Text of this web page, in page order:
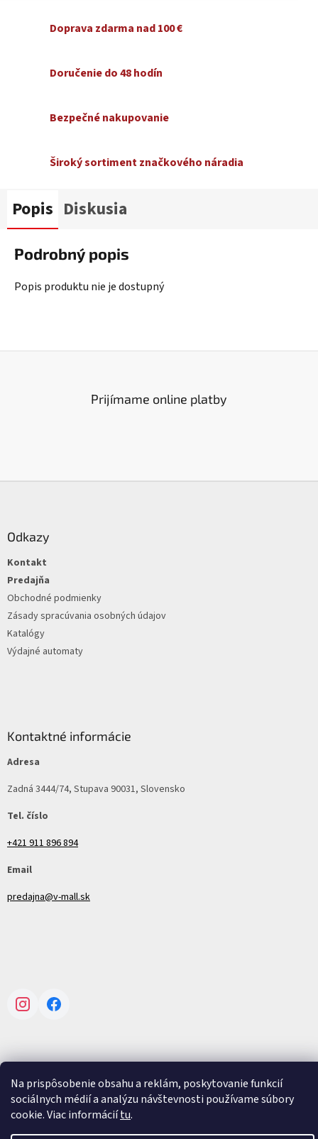
Na prispôsobenie obsahu a reklám, poskytovanie funkcií
sociálnych médií a analýzu návštevnosti používame súbory
cookie. Viac informáciítu.
Doprava zdarma nad 100 €
Doručenie do 48 hodín
Bezpečné nakupovanie
Široký sortiment značkového náradia
Popis Diskusia
Podrobný popis
Popis produktu nie je dostupný
Prijímame online platby
Odkazy
Kontakt
Predajňa
Obchodné podmienky
Zásady spracúvania osobných údajov
Katalógy
Výdajné automaty
Kontaktné informácie
Adresa
Zadná 3444/74, Stupava 90031, Slovensko
Tel. číslo
+421 911 896 894
Email
predajna@v-mall.sk
InstagramFacebook
Vytvoril Shoptet
Copyright 2026V-mall. Všetky práva vyhradené.Upraviť nastavenie